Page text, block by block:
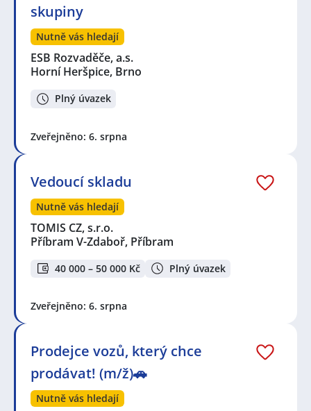
skupiny
Nutně vás hledají
ESB Rozvaděče, a.s.
Horní Heršpice, Brno
Plný úvazek
Zveřejněno: 6. srpna
Vedoucí skladu
Nutně vás hledají
TOMIS CZ, s.r.o.
Příbram V-Zdaboř, Příbram
40 000 – 50 000 Kč Plný úvazek
Zveřejněno: 6. srpna
Prodejce vozů, který chce
prodávat! (m/ž)🚗
Nutně vás hledají